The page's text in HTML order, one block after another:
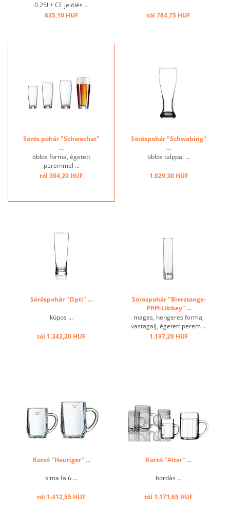
0.25l + CE jelölés ...
635,10 HUF
tól 784,75 HUF
Sörös pohár "Schwechat"
...
öblös forma, égetett
peremmel ...
tól 394,20 HUF
Söröspohár "Schwabing"
...
öblös talppal ...
1.029,30 HUF
Söröspohár "Opti" ...
kúpos ...
tól 1.343,20 HUF
Söröspohár "Bierstange-
Pfiff-Libbey" ...
magas, hengeres forma,
vastagalj, égetett perem ...
1.197,20 HUF
Korsó "Heuriger" ...
sima falú ...
tól 1.412,55 HUF
Korsó "Alter" ...
bordás ...
tól 1.171,65 HUF